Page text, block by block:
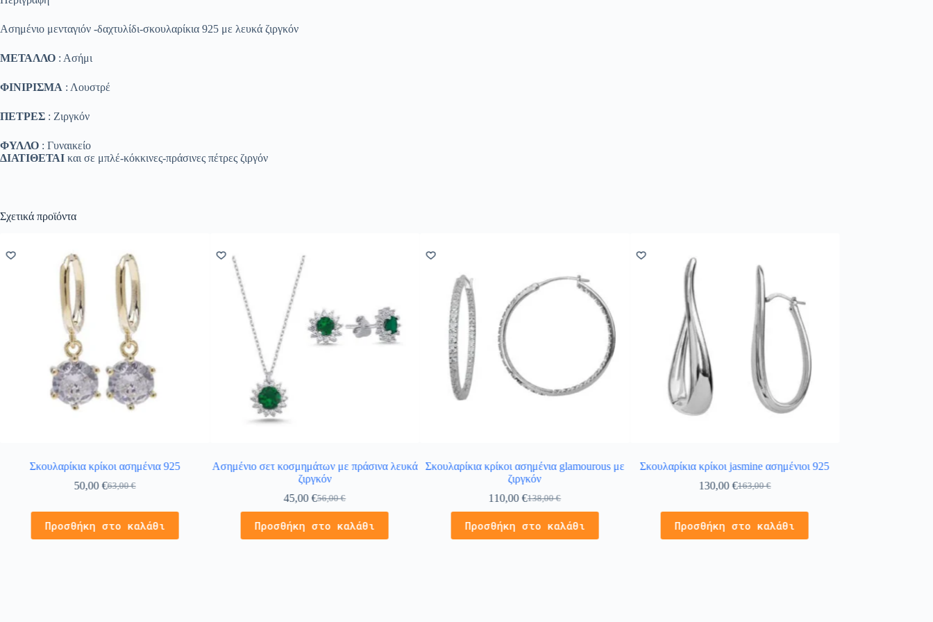
Ασημένιο μενταγιόν -δαχτυλίδι-σκουλαρίκια 925 με λευκά ζιργκόν
ΜΕΤΑΛΛΟ : Ασήμι
ΦΙΝΙΡΙΣΜΑ : Λουστρέ
ΠΕΤΡΕΣ : Ζιργκόν
ΦΥΛΛΟ : Γυναικείο
ΔΙΑΤΙΘΕΤΑΙ και σε μπλέ-κόκκινες-πράσινες πέτρες ζιργόν
Σχετικά προϊόντα
Σκουλαρίκια κρίκοι ασημένια 925
63,00€
50,00€
Προσθήκη στο καλάθι
Ασημένιο σετ κοσμημάτων με πράσινα λευκά
ζιργκόν
56,00€
45,00€
Προσθήκη στο καλάθι
Σκουλαρίκια κρίκοι ασημένια glamourous με
ζιργκόν
138,00€
110,00€
Προσθήκη στο καλάθι
Σκουλαρίκια κρίκοι jasmine ασημένιοι 925
163,00€
130,00€
Προσθήκη στο καλάθι